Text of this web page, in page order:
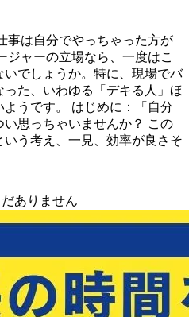
事は自分でやっちゃった方が
ャーの立場なら、一度はこ
でしょうか。特に、現場でバ
た、いわゆる「デキる人」ほ
うです。 はじめに：「自分
思っちゃいませんか？ この
いう考え、一見、効率が良さそ
ありません